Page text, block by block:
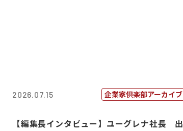
2026.07.15 企業家倶楽部アーカイブ
【編集長インタビュー】ユーグレナ社長 出